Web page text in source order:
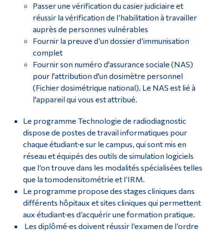
Passer une vérification du casier judiciaire et
réussir la vérification de l’habilitation à travailler
auprès de personnes vulnérables
Fournir la preuve d’un dossier d’immunisation
complet
Fournir son numéro d'assurance sociale (NAS)
pour l'attribution d'un dosimètre personnel
(Fichier dosimétrique national). Le NAS est lié à
l'appareil qui vous est attribué.
Le programme Technologie de radiodiagnostic
dispose de postes de travail informatiques pour
chaque étudiant·e sur le campus, qui sont mis en
réseau et équipés des outils de simulation logiciels
que l’on trouve dans les modalités spécialisées telles
que la tomodensitométrie et l’IRM.
Le programme propose des stages cliniques dans
différents hôpitaux et sites cliniques qui permettent
aux étudiant·es d’acquérir une formation pratique.
Les diplômé·es doivent réussir l’examen de l’ordre